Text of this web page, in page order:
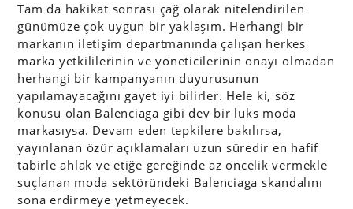
Tam da hakikat sonrası çağ olarak nitelendirilen
günümüze çok uygun bir yaklaşım. Herhangi bir
markanın iletişim departmanında çalışan herkes
marka yetkililerinin ve yöneticilerinin onayı olmadan
herhangi bir kampanyanın duyurusunun
yapılamayacağını gayet iyi bilirler. Hele ki, söz
konusu olan Balenciaga gibi dev bir lüks moda
markasıysa. Devam eden tepkilere bakılırsa,
yayınlanan özür açıklamaları uzun süredir en hafif
tabirle ahlak ve etiğe gereğinde az öncelik vermekle
suçlanan moda sektöründeki Balenciaga skandalını
sona erdirmeye yetmeyecek.